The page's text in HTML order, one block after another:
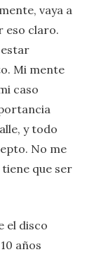
vaya a
eso claro.
Mi mente
caso
y todo
No me
que ser
el disco
años